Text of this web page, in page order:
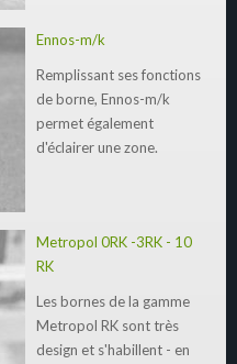
Ennos-m/k
Remplissant ses fonctions
de borne, Ennos-m/k
permet également
d'éclairer une zone.
Metropol 0RK -3RK - 10
RK
Les bornes de la gamme
Metropol RK sont très
design et s'habillent - en